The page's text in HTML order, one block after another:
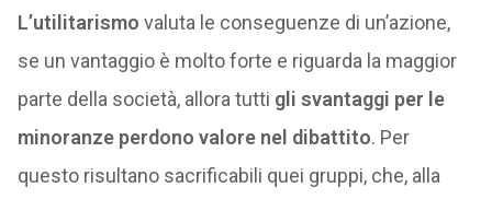
L’utilitarismo valuta le conseguenze di un’azione,
se un vantaggio è molto forte e riguarda la maggior
parte della società, allora tutti gli svantaggi per le
minoranze perdono valore nel dibattito. Per
questo risultano sacrificabili quei gruppi, che, alla